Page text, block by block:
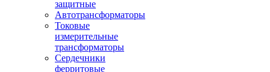
защитные
Автотрансформаторы
Токовые
измерительные
трансформаторы
Сердечники
ферритовые